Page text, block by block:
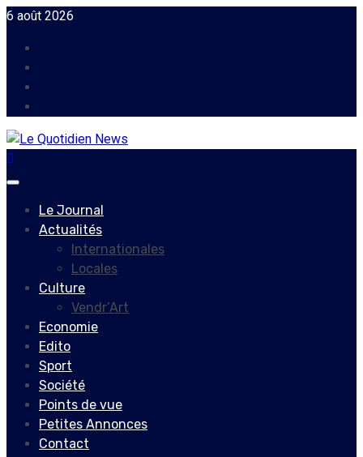
Skip
content
6 août 2026
Primary
Le Journal
Actualités
Internationales
Locales
Culture
Vendr’Art
Economie
Edito
Sport
Société
Points de vue
Petites Annonces
Contact